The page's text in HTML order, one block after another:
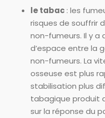
le tabac : les
risques de souffrir
non-fumeurs. Il y
d’espace entre la
non-fumeurs. La
osseuse est plus
stabilisation plus
tabagique produit
sur la réponse du